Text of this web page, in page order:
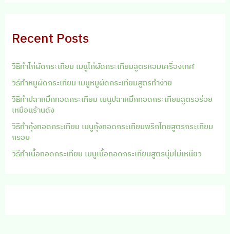
Recent Posts
วิธีทำไก่ผัดกระเทียม เมนูไก่ผัดกระเทียมสูตรหอมเครื่องเทศ
วิธีทำหมูผัดกระเทียม เมนูหมูผัดกระเทียมสูตรทำง่าย
วิธีทำปลาหมึกทอดกระเทียม เมนูปลาหมึกทอดกระเทียมสูตรอร่อย
เหมือนร้านดัง
วิธีทำกุ้งทอดกระเทียม เมนูกุ้งทอดกระเทียมพริกไทยสูตรกระเทียม
กรอบ
วิธีทำเนื้อทอดกระเทียม เมนูเนื้อทอดกระเทียมสูตรนุ่มไม่เหนียว